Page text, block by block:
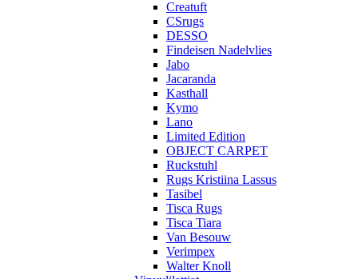
Creatuft
CSrugs
DESSO
Findeisen Nadelvlies
Jabo
Jacaranda
Kasthall
Kymo
Lano
Limited Edition
OBJECT CARPET
Ruckstuhl
Rugs Kristiina Lassus
Tasibel
Tisca Rugs
Tisca Tiara
Van Besouw
Verimpex
Walter Knoll